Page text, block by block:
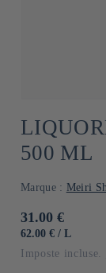
500 ML
Marque : Meiri
Prezzo
di
31.00 €
PREZZO
62.00 € / PER
L
Imposte incluse.